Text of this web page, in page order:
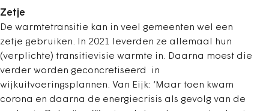
Zetje
De warmtetransitie kan in veel gemeenten wel een
zetje gebruiken. In 2021 leverden ze allemaal hun
(verplichte) transitievisie warmte in. Daarna moest die
verder worden geconcretiseerd in
wijkuitvoeringsplannen. Van Eijk: ‘Maar toen kwam
corona en daarna de energiecrisis als gevolg van de